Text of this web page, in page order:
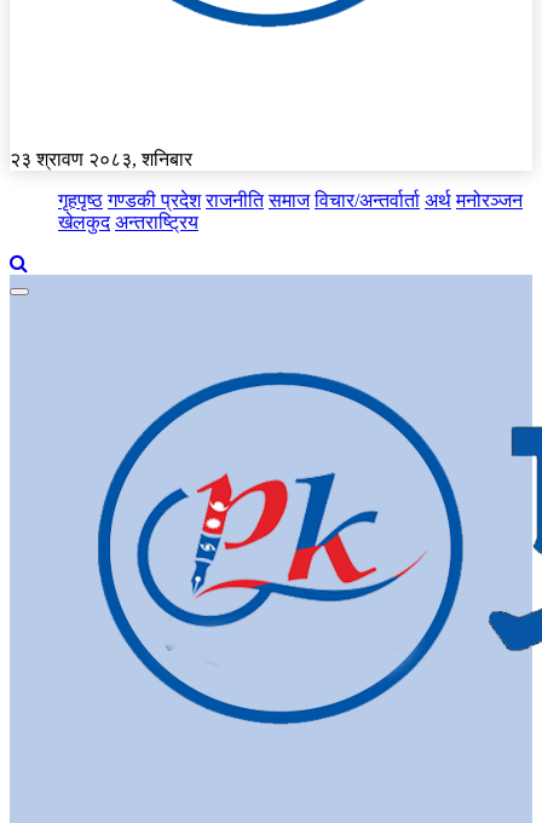
२३ श्रावण २०८३, शनिबार
गृहपृष्ठ गण्डकी प्रदेश राजनीति समाज विचार/अन्तर्वार्ता अर्थ मनोरञ्जन
खेलकुद अन्तराष्ट्रिय